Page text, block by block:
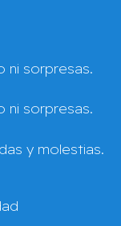
ni sorpresas.
ni sorpresas.
y molestias.